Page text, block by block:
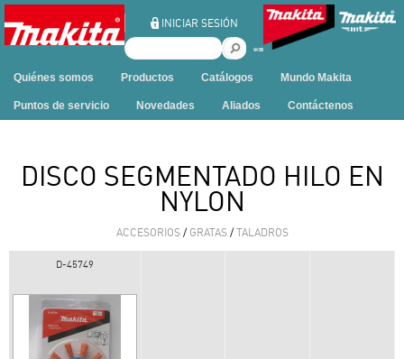
INICIAR SESIÓN
B
s
a
n
t
e
i
DISCO SEGMENTADO HILO EN
NYLON
ACCESORIOS / GRATAS / TALADROS
D-45749
Quiénes somos Productos Catálogos Mundo Makita
Puntos de servicio Novedades Aliados Contáctenos